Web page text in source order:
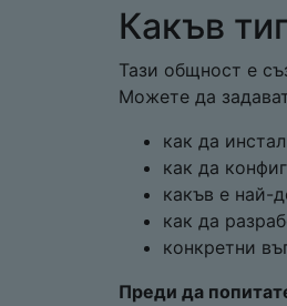
Какъв
Тази общност е
Можете да
как да
как да
какъв е най-
как да
конкретни
Преди да